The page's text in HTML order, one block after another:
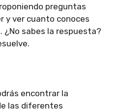
preguntas
y ver cuanto conoces
¿No sabes la respuesta?
encontrar la
las diferentes